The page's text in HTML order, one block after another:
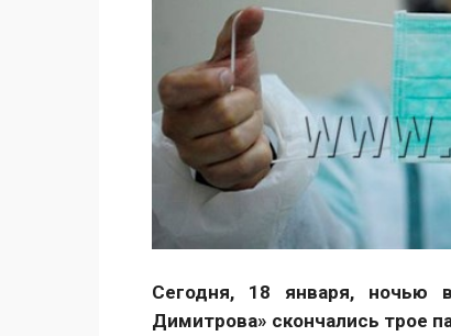
Сегодня, 18 января, ночью
Димитрова» скончались трое